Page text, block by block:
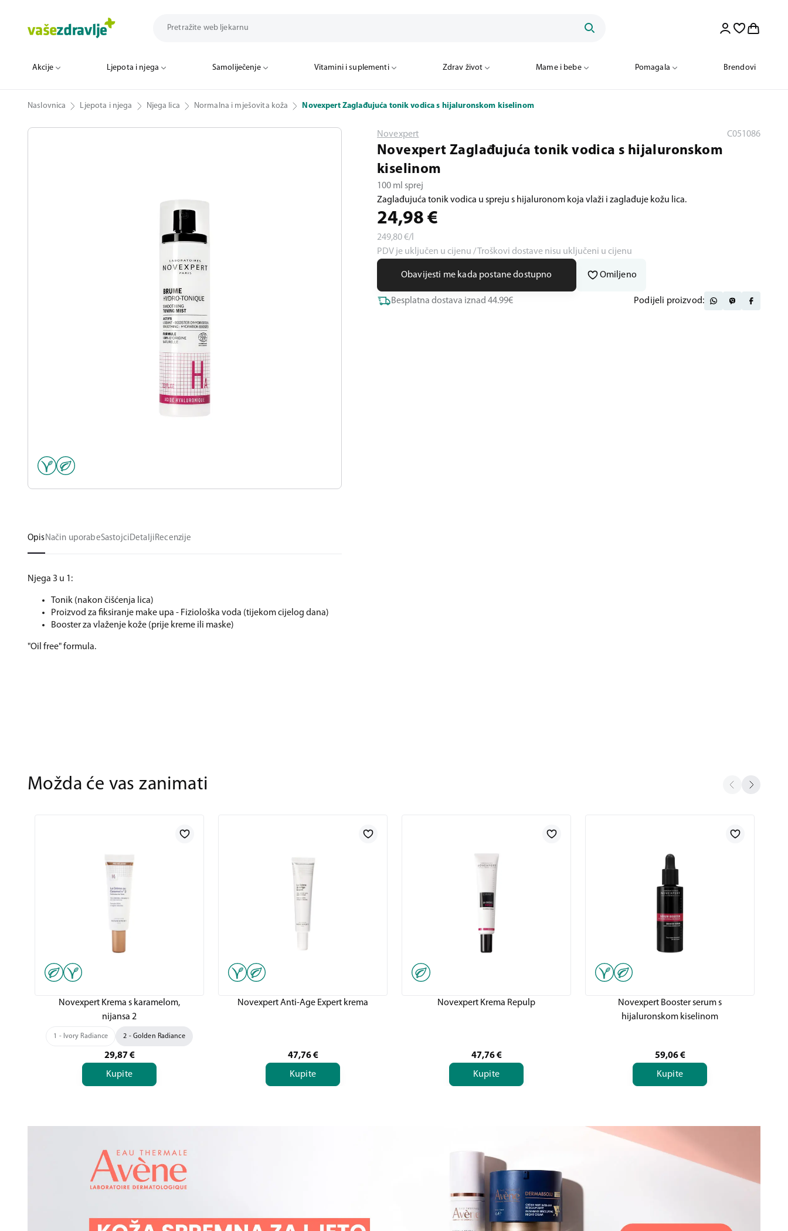
Akcije Ljepota i njega Samoliječenje Vitamini i suplementi Zdrav život Mame i bebe Pomagala Brendovi
Naslovnica Ljepota i njega Njega lica Normalna i mješovita koža Novexpert Zaglađujuća tonik vodica s hijaluronskom kiselinom
OpisNačin uporabeSastojciDetaljiRecenzije
Njega 3 u 1:
Tonik (nakon čišćenja lica)
Proizvod za fiksiranje make upa - Fiziološka voda (tijekom cijelog dana)
Booster za vlaženje kože (prije kreme ili maske)
"Oil free" formula.
Novexpert C051086
Novexpert Zaglađujuća tonik vodica s hijaluronskom
kiselinom
100 ml sprej
Zaglađujuća tonik vodica u spreju s hijaluronom koja vlaži i zaglađuje kožu lica.
24,98 €
249,80€/l
PDV je uključen u cijenu / Troškovi dostave nisu uključeni u cijenu
Obavijesti me kada postane dostupno Omiljeno
Besplatna dostava iznad 44.99€ Podijeli proizvod:
Možda će vas zanimati
Novexpert Krema s karamelom,
nijansa 2
1 - Ivory Radiance 2 - Golden Radiance
29,87 €
Kupite
Novexpert Anti-Age Expert krema
47,76 €
Kupite
Novexpert Krema Repulp
47,76 €
Kupite
Novexpert Booster serum s
hijaluronskom kiselinom
59,06 €
Kupite